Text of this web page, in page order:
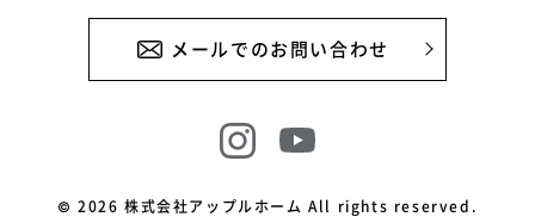
メールでのお問い合わせ
© 2026 株式会社アップルホーム All rights reserved.